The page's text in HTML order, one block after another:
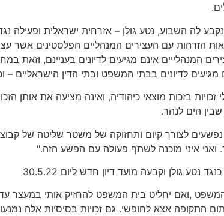
לה השבוע, נטע גולן – אזרחית ישראלית
לאות הזדהות עם העצירים המנהליים הפלסטינים
המנהלייים אינם מגיעים לדיונים בעניינם,
לדיונים בבתי המשפט ובתי הדין הישראליים –
בזכות מוצאי כיהודיה, ואינה מציעה את אותן
הים לנהר.
לצורך קיום ותחזוקה של משטר שליטה של
איני מוכנה לשתף פעולה עם הפשע הזה."
גולן וקבעה מועד דיון חדש ליום 30.5.22
,ואם יחליט בית המשפט להחזיק אותי
התקופה אצא לחופשי. גם זכויות בסיסיות אלה